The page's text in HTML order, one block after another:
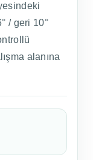
/ geri 10°
alanına